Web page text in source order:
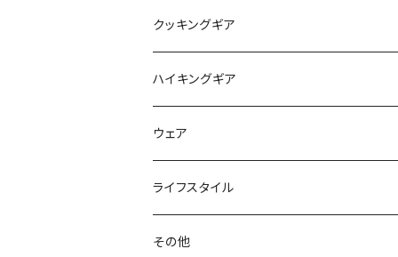
マット
ピロー
アクセサリー
バックパック
サコッシュ / ウェストポーチ
トートバッグ
パックアクセサリー
クッキングギア
バーナー / ストーブ / 燃料
クッカー / カップ
カトラリー
ボトル
ハイキングギア
ストック
スノーシュー / アイゼン
スタッフサック
ウェア
トップス
ハードシェル / レインウェア
ウェアアクセサリー
ライフスタイル
その他